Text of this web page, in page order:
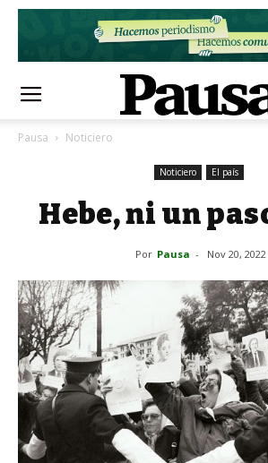
Pausa Noticiero
Noticiero El país
Hebe, ni un
Por Pausa - Nov 20, 2022